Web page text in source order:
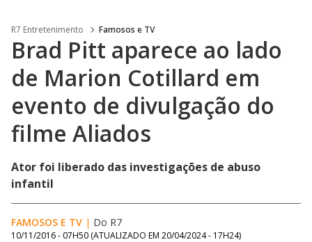
R7 Entretenimento Famosos e TV
Brad Pitt aparece ao lado
de Marion Cotillard em
evento de divulgação do
filme Aliados
Ator foi liberado das investigações de abuso
infantil
FAMOSOS E TV | Do R7
10/11/2016 - 07H50 (ATUALIZADO EM 20/04/2024 - 17H24)